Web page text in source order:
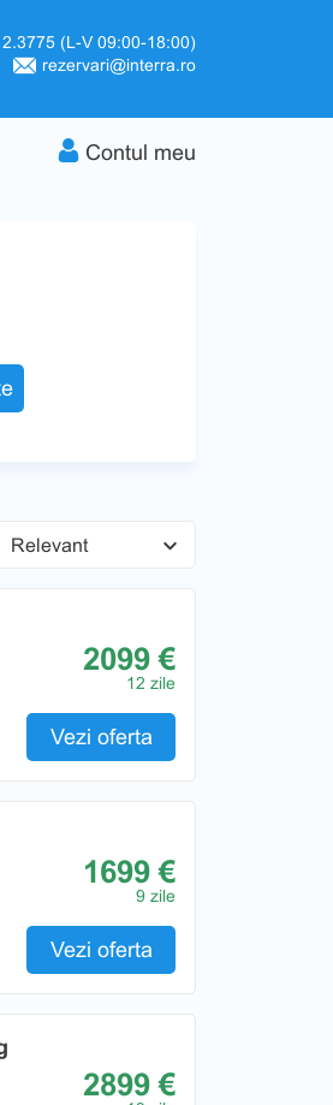
(L-V 09:00-18:00)
rezervari@interra.ro
Contul meu
2099 €
12 zile
Vezi oferta
1699 €
9 zile
Vezi oferta
2899 €